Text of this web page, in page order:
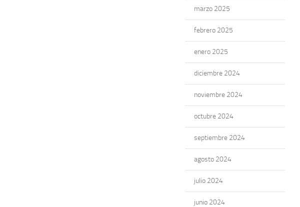
marzo 2025
febrero 2025
enero 2025
diciembre 2024
noviembre 2024
octubre 2024
septiembre 2024
agosto 2024
julio 2024
junio 2024